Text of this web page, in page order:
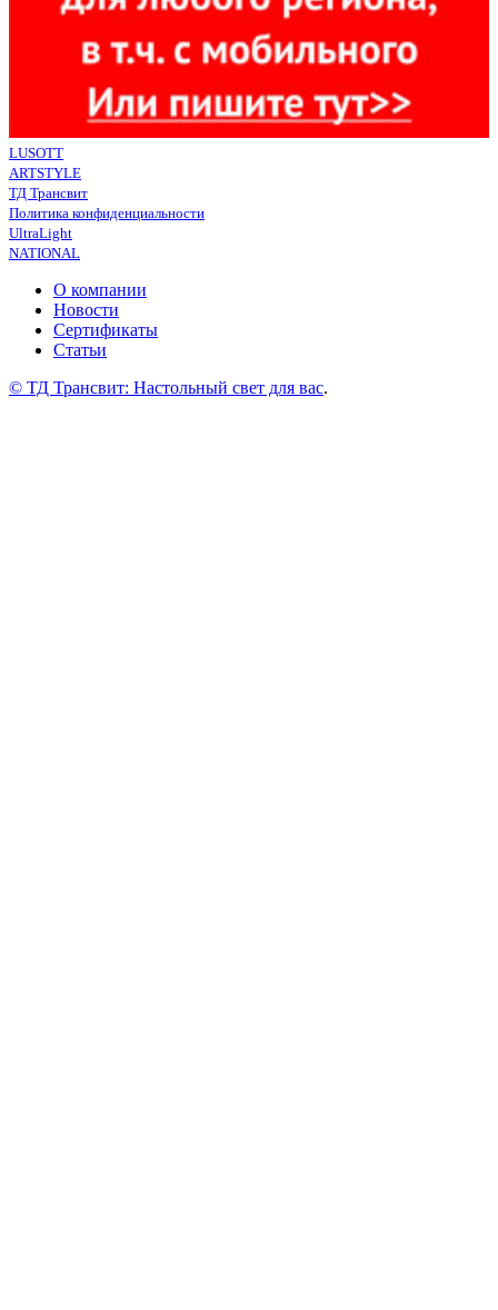
LUSOTT
ARTSTYLE
ТД Трансвит
Политика конфиденциальности
UltraLight
NATIONAL
О компании
Новости
Сертификаты
Статьи
© ТД Трансвит: Настольный свет для вас.